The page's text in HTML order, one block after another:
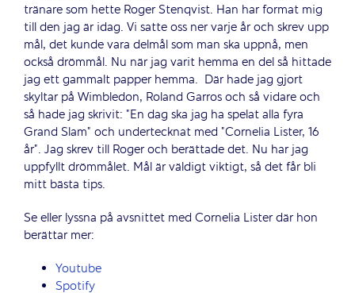
tränare som hette Roger Stenqvist. Han har format mig
till den jag är idag. Vi satte oss ner varje år och skrev upp
mål, det kunde vara delmål som man ska uppnå, men
också drömmål. Nu när jag varit hemma en del så hittade
jag ett gammalt papper hemma. Där hade jag gjort
skyltar på Wimbledon, Roland Garros och så vidare och
så hade jag skrivit: ”En dag ska jag ha spelat alla fyra
Grand Slam” och undertecknat med ”Cornelia Lister, 16
år”. Jag skrev till Roger och berättade det. Nu har jag
uppfyllt drömmålet. Mål är väldigt viktigt, så det får bli
mitt bästa tips.
Se eller lyssna på avsnittet med Cornelia Lister där hon
berättar mer:
Youtube
Spotify